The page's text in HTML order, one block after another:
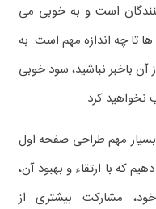
است و به خوبی می
تا چه اندازه مهم است. به
باخبر نباشید، سود خوبی
نخواهید کرد.
مهم طراحی صفحه اول
که با ارتقاء و بهبود آن،
مشارکت بیشتری از